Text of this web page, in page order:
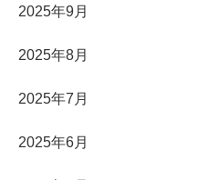
2025年9月
2025年8月
2025年7月
2025年6月